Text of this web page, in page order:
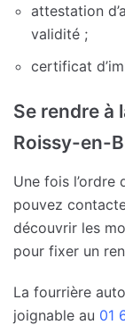
attestation
validité ;
certificat
Se rendre à
Roissy-en-
Une fois
pouvez
découvrir les
pour fixer un
La fourrière
joignable au 01